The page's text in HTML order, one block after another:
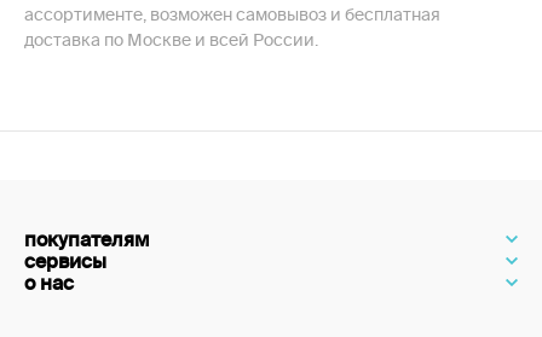
ассортименте, возможен самовывоз и бесплатная
доставка по Москве и всей России.
покупателям
сервисы
о нас